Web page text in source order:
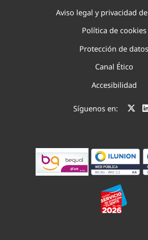
Aviso legal y privacidad
Política de cookies
Protección de datos
Canal Ético
Accesibilidad
Síguenos en: